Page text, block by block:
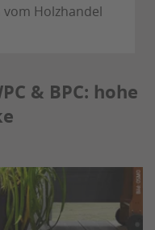
vom Holzhandel
& BPC: hohe